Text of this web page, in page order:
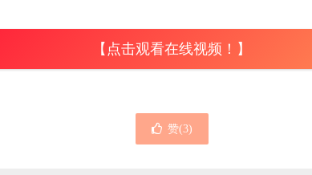
【点击观看在线视频！】
赞(3)